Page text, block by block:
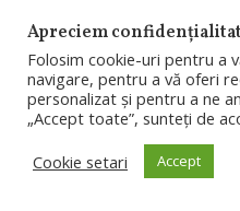
Coposu din
Cluj-Napoca
Un bărbat în
vârstă de 58 de ani
Apreciem
Folosim cookie-uri pentru a
navigare, pentru a vă oferi
personalizat și pentru a ne
„Accept toate”, sunteți de
Cookie setari
Accept